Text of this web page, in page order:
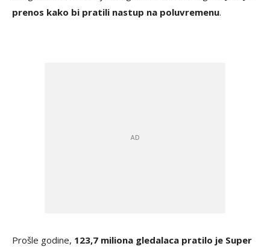
prenos kako bi pratili nastup na poluvremenu.
Prošle godine, 123,7 miliona gledalaca pratilo je Super